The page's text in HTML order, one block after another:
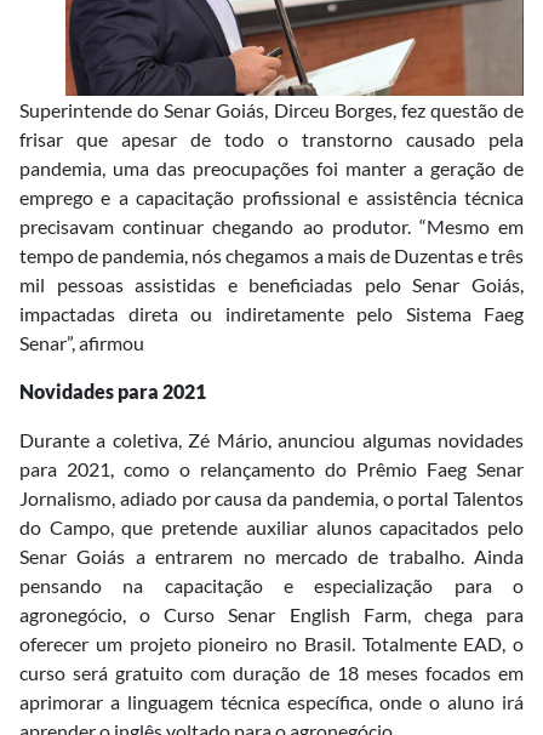
Superintende do Senar Goiás, Dirceu Borges, fez questão de
frisar que apesar de todo o transtorno causado pela
pandemia, uma das preocupações foi manter a geração de
emprego e a capacitação profissional e assistência técnica
precisavam continuar chegando ao produtor. “Mesmo em
tempo de pandemia, nós chegamos a mais de Duzentas e três
mil pessoas assistidas e beneficiadas pelo Senar Goiás,
impactadas direta ou indiretamente pelo Sistema Faeg
Senar”, afirmou
Novidades para 2021
Durante a coletiva, Zé Mário, anunciou algumas novidades
para 2021, como o relançamento do Prêmio Faeg Senar
Jornalismo, adiado por causa da pandemia, o portal Talentos
do Campo, que pretende auxiliar alunos capacitados pelo
Senar Goiás a entrarem no mercado de trabalho. Ainda
pensando na capacitação e especialização para o
agronegócio, o Curso Senar English Farm, chega para
oferecer um projeto pioneiro no Brasil. Totalmente EAD, o
curso será gratuito com duração de 18 meses focados em
aprimorar a linguagem técnica específica, onde o aluno irá
aprender o inglês voltado para o agronegócio.